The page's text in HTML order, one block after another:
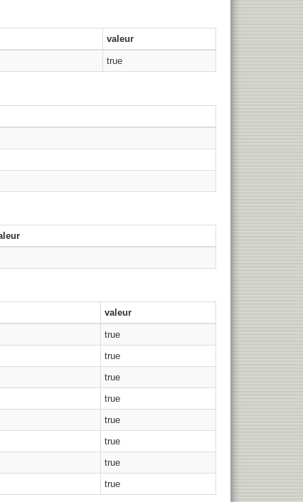
valeur
true
valeur
true
true
true
true
true
true
true
true